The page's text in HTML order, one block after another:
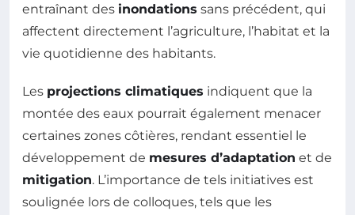
entraînant des inondations sans précédent, qui
affectent directement l’agriculture, l’habitat et la
vie quotidienne des habitants.
Les projections climatiques indiquent que la
montée des eaux pourrait également menacer
certaines zones côtières, rendant essentiel le
développement de mesures d’adaptation et de
mitigation. L’importance de tels initiatives est
soulignée lors de colloques, tels que les